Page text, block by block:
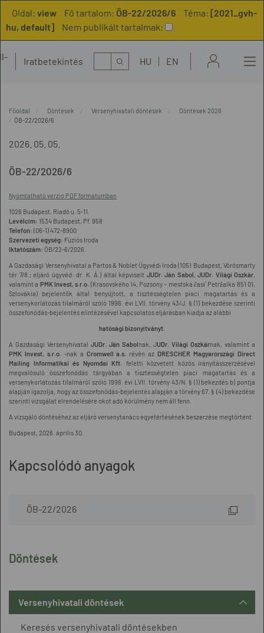
Oldal: view Fő tartalom: ÖB-22/2026/6 Téma: [2021_gvh-
hu, default]
Nem publikált tartalmak:
Iratbetekintés Kereső HU EN
Döntések
Versenyhivatali döntések
Keresés versenyhivatali döntésekben
Főoldal Döntések Versenyhivatali döntések
Döntések 2026
ÖB-22/2026/6
2026. 05. 05.
ÖB-22/2026/6
Nyomtatható verzió PDF formátumban
1026 Budapest, Riadó u. 5-11.
Levélcím: 1534 Budapest, Pf. 958
Telefon: (06-1) 472-8900
Szervezeti egység: Fúziós Iroda
Iktatószám: ÖB/22-6/2026.
A Gazdasági Versenyhivatal a Partos & Noblet Ügyvédi Iroda (1051 Budapest, Vörösmarty
tér 7/8.; eljáró ügyvéd: dr. K. Á.) által képviselt JUDr. Ján Sabol, JUDr. Világi Oszkár,
valamint a PMK Invest, s.r.o. (Krasovského 14, Pozsony – mestská časť Petržalka 851 01,
Szlovákia) bejelentők által benyújtott, a tisztességtelen piaci magatartás és a
versenykorlátozás tilalmáról szóló 1996. évi LVII. törvény 43/J. § (1) bekezdése szerinti
összefonódás-bejelentés elintézésével kapcsolatos eljárásban kiadja az alábbi
hatósági bizonyítványt.
A Gazdasági Versenyhivatal JUDr. Ján Sabolnak, JUDr. Világi Oszkárnak, valamint a
PMK Invest, s.r.o. -nak a Cromwell a.s. révén az DRESCHER Magyarországi Direct
Mailing Informatikai és Nyomdai Kft. feletti közvetett közös irányításszerzésével
megvalósuló összefonódás tárgyában a tisztességtelen piaci magatartás és a
versenykorlátozás tilalmáról szóló 1996. évi LVII. törvény 43/N. § (1) bekezdés b) pontja
alapján igazolja, hogy az összefonódás-bejelentés alapján a törvény 67. § (4) bekezdése
szerinti vizsgálat elrendelésére okot adó körülmény nem áll fenn.
A vizsgáló döntéséhez az eljáró versenytanács egyetértésének beszerzése megtörtént.
Budapest, 2026. április 30.
Kapcsolódó anyagok
ÖB-22/2026